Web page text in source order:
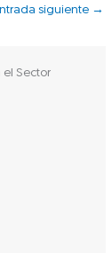
siguiente →
el Sector